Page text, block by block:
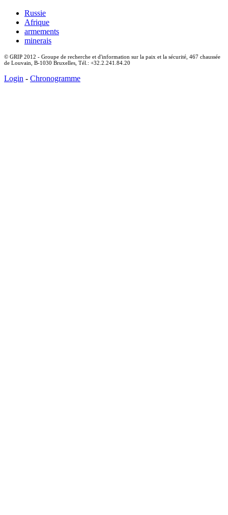
Russie
Afrique
armements
minerais
© GRIP 2012 - Groupe de recherche et d'information sur la paix et la sécurité, 467 chaussée
de Louvain, B-1030 Bruxelles, Tél.: +32.2.241.84.20
Login - Chronogramme